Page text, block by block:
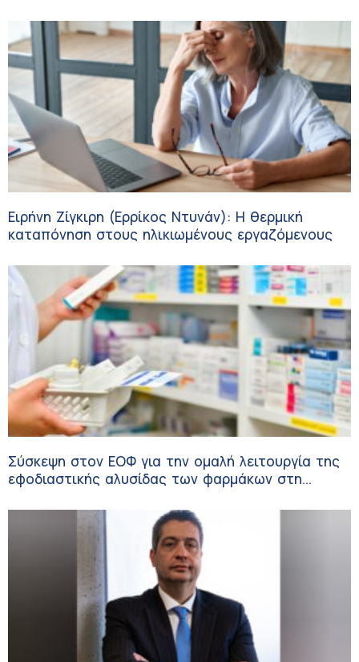
Ειρήνη Ζίγκιρη (Ερρίκος Ντυνάν): H θερμική
καταπόνηση στους ηλικιωμένους εργαζόμενους
Σύσκεψη στον ΕΟΦ για την ομαλή λειτουργία της
εφοδιαστικής αλυσίδας των φαρμάκων στη